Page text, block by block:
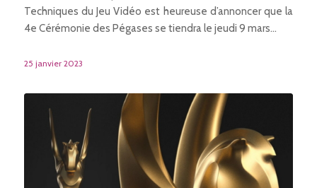
Techniques du Jeu Vidéo est heureuse d’annoncer que la
4e Cérémonie des Pégases se tiendra le jeudi 9 mars…
25 janvier 2023